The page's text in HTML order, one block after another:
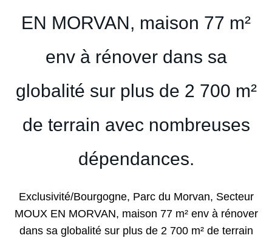
EN MORVAN, maison 77 m²
env à rénover dans sa
globalité sur plus de 2 700 m²
de terrain avec nombreuses
dépendances.
Exclusivité/Bourgogne, Parc du Morvan, Secteur
MOUX EN MORVAN, maison 77 m² env à rénover
dans sa globalité sur plus de 2 700 m² de terrain